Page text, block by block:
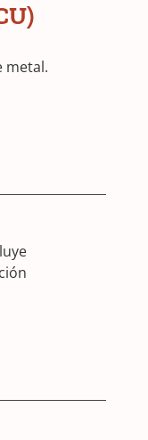
metal.